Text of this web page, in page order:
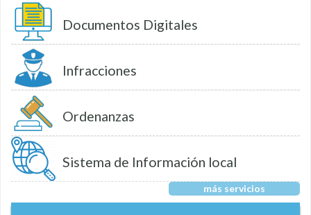
Documentos Digitales
Infracciones
Ordenanzas
Sistema de Información local
más servicios